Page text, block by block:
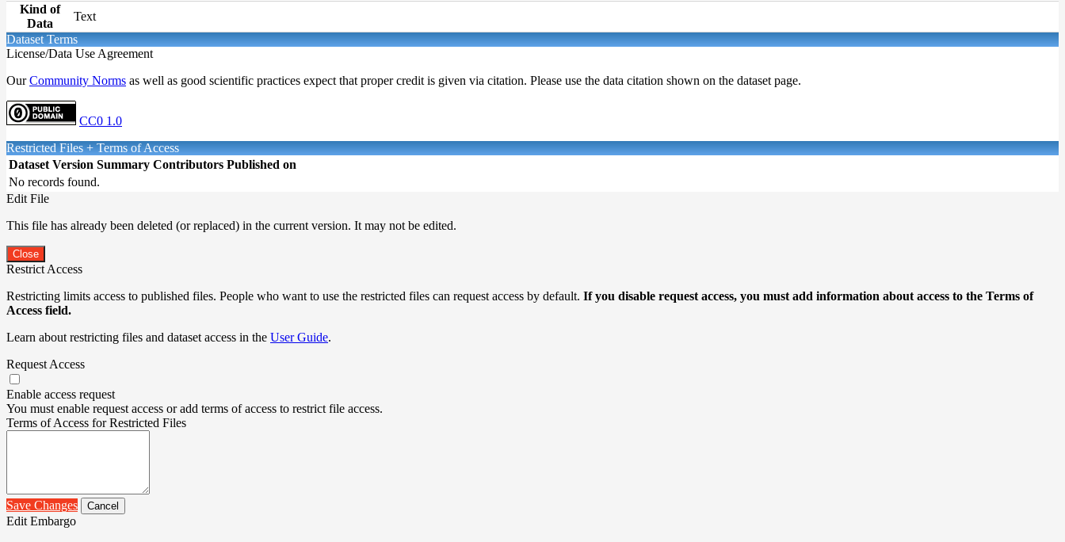
Kind of
Data
Text
Dataset Terms
License/Data Use Agreement
OurCommunity Norms as well as good scientific practices expect that proper credit is given via citation. Please use the data citation shown on the dataset page.
CC0 1.0
Restricted Files + Terms of Access
Dataset Version Summary Contributors Published on
No records found.
Edit File
This file has already been deleted (or replaced) in the current version. It may not be edited.
Close
Restrict Access
Restricting limits access to published files. People who want to use the restricted files can request access by default. If you disable request access, you must add information about access to the Terms of
Access field.
Learn about restricting files and dataset access in the User Guide.
Request Access
Enable access request
You must enable request access or add terms of access to restrict file access.
Terms of Access for Restricted Files
Save Changes Cancel
Edit Embargo